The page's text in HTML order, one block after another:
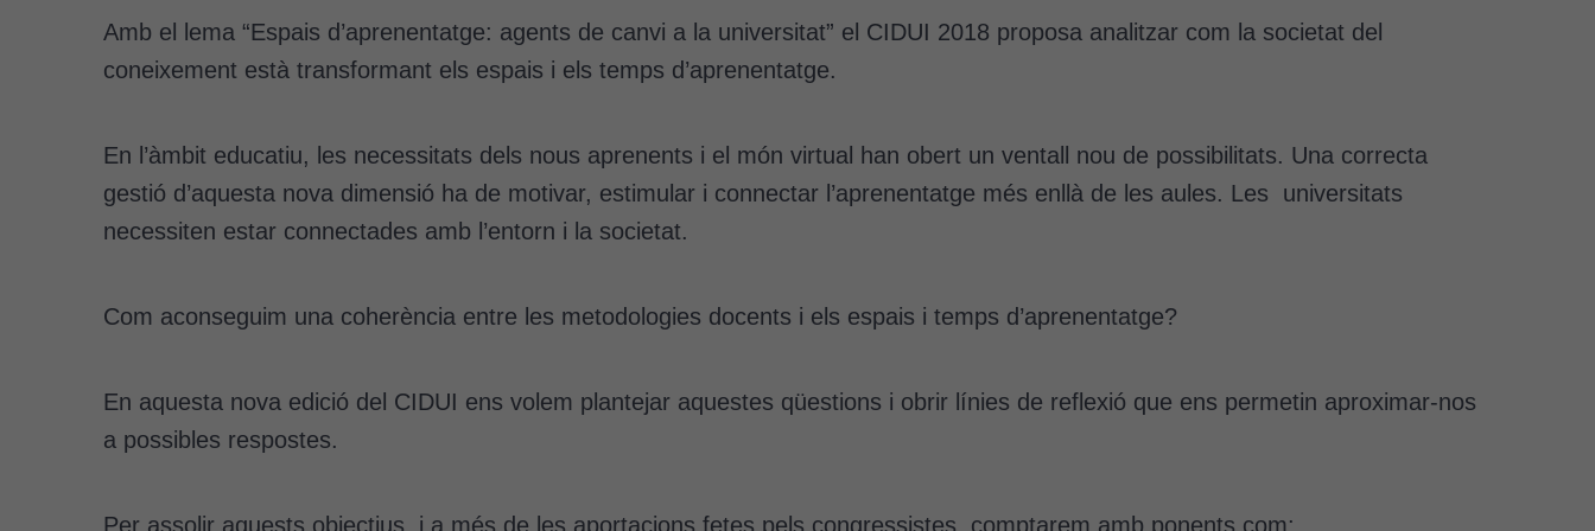
Amb el lema “Espais d’aprenentatge: agents de canvi a la universitat” el CIDUI 2018 proposa analitzar com la societat del
coneixement està transformant els espais i els temps d’aprenentatge.
En l’àmbit educatiu, les necessitats dels nous aprenents i el món virtual han obert un ventall nou de possibilitats. Una correcta
gestió d’aquesta nova dimensió ha de motivar, estimular i connectar l’aprenentatge més enllà de les aules. Les universitats
necessiten estar connectades amb l’entorn i la societat.
Com aconseguim una coherència entre les metodologies docents i els espais i temps d’aprenentatge?
En aquesta nova edició del CIDUI ens volem plantejar aquestes qüestions i obrir línies de reflexió que ens permetin aproximar-nos
a possibles respostes.
Per assolir aquests objectius, i a més de les aportacions fetes pels congressistes, comptarem amb ponents com: